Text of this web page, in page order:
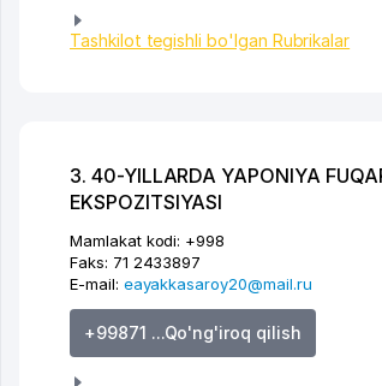
Tashkilot tegishli bo'lgan Rubrikalar
3. 40-YILLARDA YAPONIYA
EKSPOZITSIYASI
Mamlakat kodi: +998
Faks: 71 2433897
E-mail: eayakkasaroy20@mail.ru
+99871 ...Qo'ng'iroq qilish